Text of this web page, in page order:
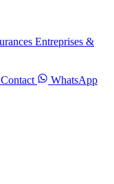
Entreprises &
Contact WhatsApp